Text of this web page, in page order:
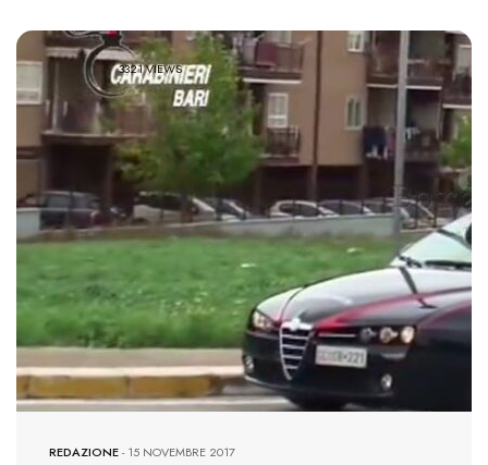
3321 VIEWS
REDAZIONE-15 NOVEMBRE 2017